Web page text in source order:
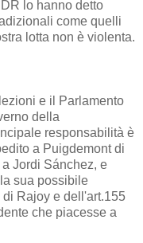
lo hanno detto
come quelli
lotta non è violenta.
e il Parlamento
della
responsabilità è
a Puigdemont di
Jordi Sánchez, e
sua possibile
Rajoy e dell'art.155
che piacesse a